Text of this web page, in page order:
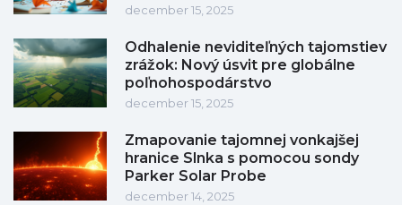
december 15, 2025
Odhalenie neviditeľných tajomstiev
zrážok: Nový úsvit pre globálne
poľnohospodárstvo
december 15, 2025
Zmapovanie tajomnej vonkajšej
hranice Slnka s pomocou sondy
Parker Solar Probe
december 14, 2025